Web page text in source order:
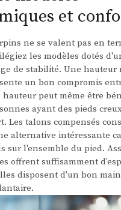
et
ne se valent pas en
les modèles dotés
de stabilité. Une hauteur
un bon compromis
hauteur peut même être
ayant des pieds
Les talons compensés
alternative intéressante
sur l'ensemble du pied.
offrent suffisamment
disposent d'un bon